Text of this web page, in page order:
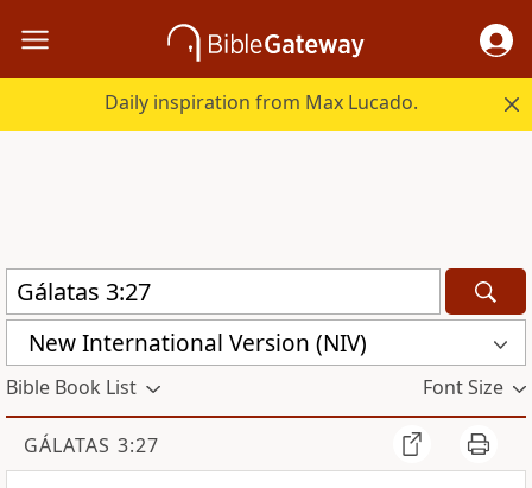
Daily inspiration from Max Lucado.
New International Version (NIV)
Bible Book List Font Size
GÁLATAS 3:27